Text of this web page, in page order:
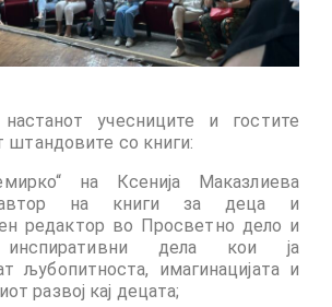
учесниците и гостите
штандовите со книги:
на Ксенија Маказлиева
автор на книги за деца и
редактор во Просветно дело и
инспиративни дела кои ја
љубопитноста, имагинацијата и
развој кај децата;